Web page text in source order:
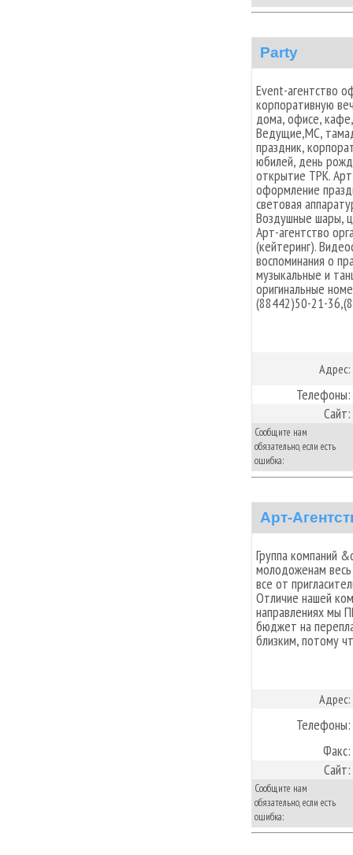
Party
Event-агентство
корпоративную
дома, офисе,
Ведущие,MC,
праздник,
юбилей, день
открытие ТРК.
оформление
световая
Воздушные шары,
Арт-агентство
(кейтеринг).
воспоминания о
музыкальные и
оригинальные
(88442)50-21-
Адрес:
Телефоны:
Сайт:
Сообщите нам
обязательно, если есть
ошибка:
Арт-
Группа компаний
молодоженам весь
все от
Отличие нашей
направлениях мы
бюджет на
близким, потому
Адрес:
Телефоны:
Факс:
Сайт:
Сообщите нам
обязательно, если есть
ошибка: